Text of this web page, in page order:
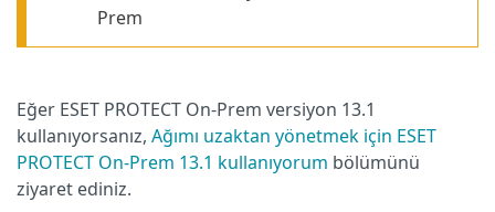
Prem
Eğer ESET PROTECT On-Prem versiyon 13.1
kullanıyorsanız, Ağımı uzaktan yönetmek için ESET
PROTECT On-Prem 13.1 kullanıyorum bölümünü
ziyaret ediniz.